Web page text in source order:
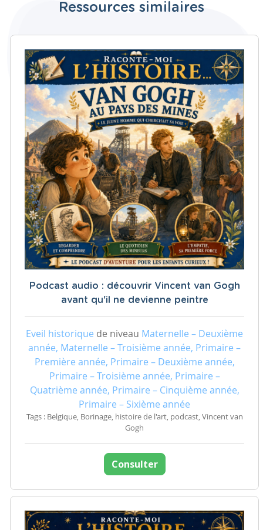
Ressources similaires
Podcast audio : découvrir Vincent van Gogh
avant qu'il ne devienne peintre
Eveil historique de niveau Maternelle – Deuxième
année, Maternelle – Troisième année, Primaire –
Première année, Primaire – Deuxième année,
Primaire – Troisième année, Primaire –
Quatrième année, Primaire – Cinquième année,
Primaire – Sixième année
Tags : Belgique, Borinage, histoire de l'art, podcast, Vincent van
Gogh
Consulter